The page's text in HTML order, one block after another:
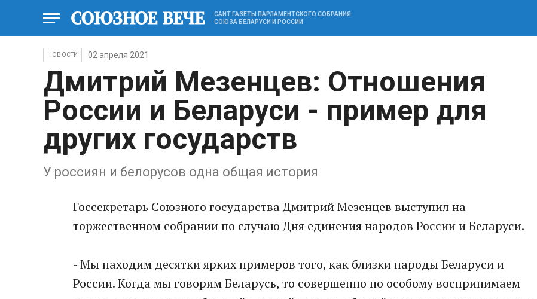
САЙТ ГАЗЕТЫ ПАРЛАМЕНТСКОГО СОБРАНИЯ
СОЮЗА БЕЛАРУСИ И РОССИИ
НОВОСТИ 02 апреля 2021
Дмитрий Мезенцев: Отношения
России и Беларуси - пример для
других государств
У россиян и белорусов одна общая история
Госсекретарь Союзного государства Дмитрий Мезенцев выступил на
торжественном собрании по случаю Дня единения народов России и Беларуси.
- Мы находим десятки ярких примеров того, как близки народы Беларуси и
России. Когда мы говорим Беларусь, то совершенно по особому воспринимаем